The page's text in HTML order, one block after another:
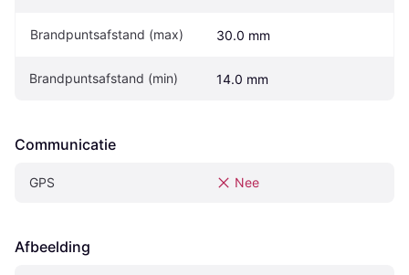
Brandpuntsafstand (max) 30.0 mm
Brandpuntsafstand (min) 14.0 mm
Communicatie
GPS Nee
Afbeelding